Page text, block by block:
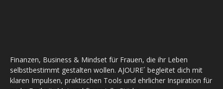
Finanzen, Business & Mindset für Frauen, die ihr Leben
selbstbestimmt gestalten wollen. AJOURE´ begleitet dich mit
klaren Impulsen, praktischen Tools und ehrlicher Inspiration für